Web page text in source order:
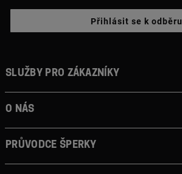
Přihlásit se k odběru
Služby pro zákazníky
O nás
Průvodce šperky